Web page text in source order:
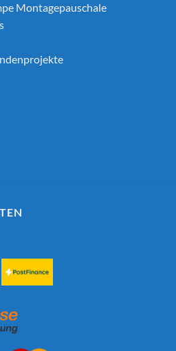
Montagepauschale